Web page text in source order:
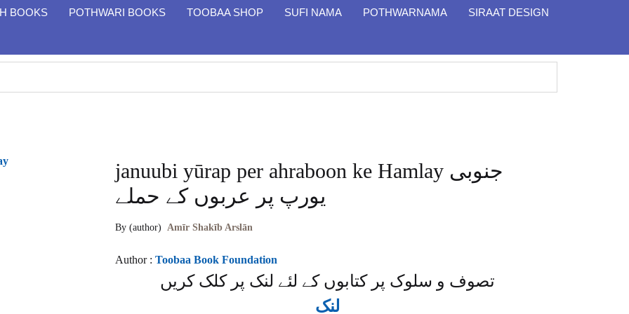
BOOKS POTHWARI BOOKS TOOBAA SHOP SUFI NAMA POTHWARNAMA SIRAAT DESIGN
januubi yūrap per ahraboon ke Hamlay جنوبی
یورپ پر عربوں کے حملے
By (author) Amīr Shakīb Arslān
Author : Toobaa Book Foundation
تصوف و سلوک پر کتابوں کے لئے لنک پر کلک کریں
لنک